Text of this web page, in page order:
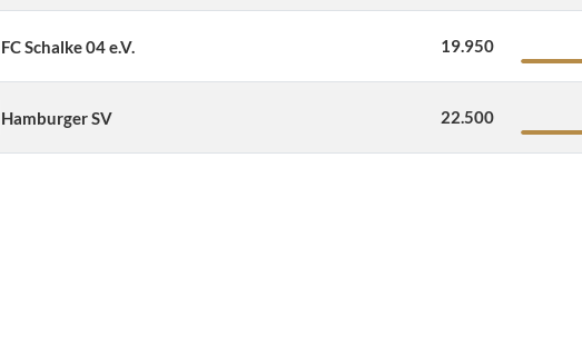
FC Schalke 04 e.V. 19.950
Hamburger SV 22.500